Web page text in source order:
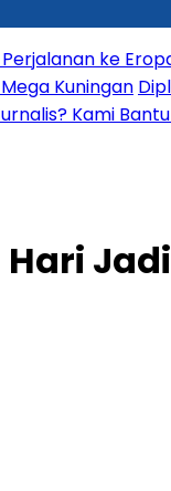
ke
Kuningan
Kami